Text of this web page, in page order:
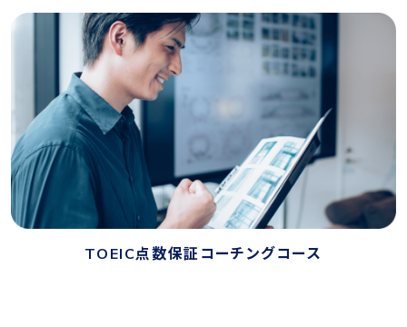
TOEIC点数保証コーチングコース